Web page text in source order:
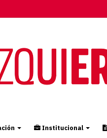
Institucional